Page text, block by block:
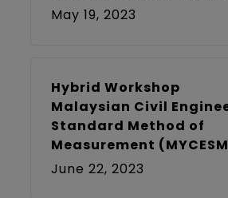
May 19, 2023
Hybrid Workshop
Malaysian Civil
Standard Method of
Measurement
June 22, 2023